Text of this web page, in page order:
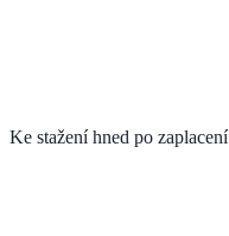
Ke stažení hned po zaplacení